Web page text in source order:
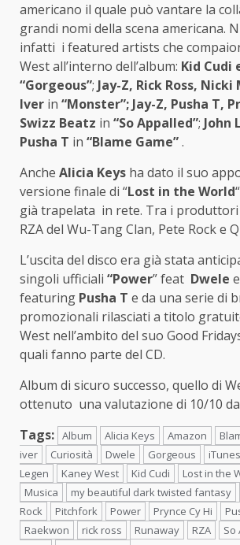
americano il quale può vantare la
grandi nomi della scena americana.
infatti i featured artists che
West all’interno dell’album: Kid Cudi
“Gorgeous”; Jay-Z, Rick Ross,
Iver in “Monster”; Jay-Z, Pusha T,
Swizz Beatz in “So Appalled”; John
Pusha T in “Blame Game”.
Anche Alicia Keys ha dato il suo
versione finale di “Lost in the World
già trapelata in rete. Tra i
RZA del Wu-Tang Clan, Pete Rock e
L’uscita del disco era già stata
singoli ufficiali “Power” feat Dwele e
featuring Pusha T e da una serie di
promozionali rilasciati a titolo
West nell’ambito del suo Good
quali fanno parte del CD.
Album di sicuro successo, quello di
ottenuto una valutazione di 10/10
Tags: Album Alicia Keys Amazon
iver
Curiosità Dwele Gorgeous iTunes
Legen
Kaney West Kid Cudi Lost in the
Musica
my beautiful dark twisted fantasy
Rock
Pitchfork Power Prynce Cy Hi
Raekwon
rick ross Runaway RZA So